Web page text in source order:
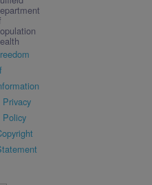
Privacy
Policy